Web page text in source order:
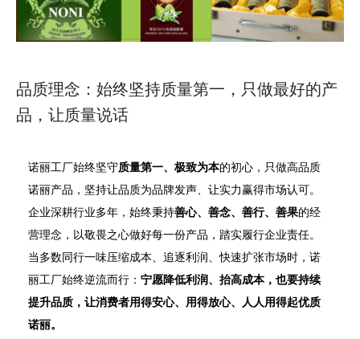
品质理念：始终坚持质量第一，只做最好的产
品，让质量说话
诺丽工厂始终坚守质量第一、极致为本的初心，只做高品质
诺丽产品，坚持让品质为品牌发声、让实力赢得市场认可。
企业深耕行业多年，始终秉持善心、善念、善行、善果的经
营理念，以敬畏之心做好每一份产品，踏实履行企业责任。
当多数同行一味压缩成本、追逐利润、快速扩张市场时，诺
丽工厂始终逆流而行： 宁愿降低利润、抬高成本，也要持续
提升品质，让消费者用得安心、用得放心、人人用得起优质
诺丽。